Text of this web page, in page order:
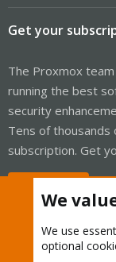
Get your
The Proxmox
running the best
security
Tens of thousands
subscription. Get
We
We use
optional